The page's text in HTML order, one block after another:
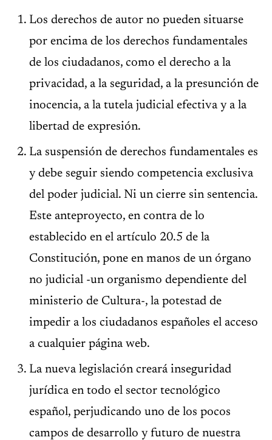
Los derechos de autor no pueden situarse
por encima de los derechos fundamentales
de los ciudadanos, como el derecho a la
privacidad, a la seguridad, a la presunción de
inocencia, a la tutela judicial efectiva y a la
libertad de expresión.
La suspensión de derechos fundamentales es
y debe seguir siendo competencia exclusiva
del poder judicial. Ni un cierre sin sentencia.
Este anteproyecto, en contra de lo
establecido en el artículo 20.5 de la
Constitución, pone en manos de un órgano
no judicial -un organismo dependiente del
ministerio de Cultura-, la potestad de
impedir a los ciudadanos españoles el acceso
a cualquier página web.
La nueva legislación creará inseguridad
jurídica en todo el sector tecnológico
español, perjudicando uno de los pocos
campos de desarrollo y futuro de nuestra